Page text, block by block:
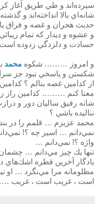
سپرده‌اند و طي طريق آغاز
شانه‌اي بالا انداخته‌اند و
حديث هجران و غصه و فراق يا
و عشوه و ديدار كه تمام
حسادت و دلزدگي زدوده
و امروز ……… شكوه محمد
شكستن و پاسخي نبود جز
از كدامين غصه بنالم ؟
معنا كنم ……… كدامين راز را
شانه رفيق ساليان دور و
نناليده باشي ؟
محمد عزيزم … قلمم را در
نمي‌دانم … اسير چه ؟!
واژه ؟! نمي‌دانم …
تنها يك چيز مي‌دانم …
يادگار آخرين قطره‌ اشك‌هاي
مظلومانه مرا مي‌نگرد … او
است ، غريب است ،‌ غريب